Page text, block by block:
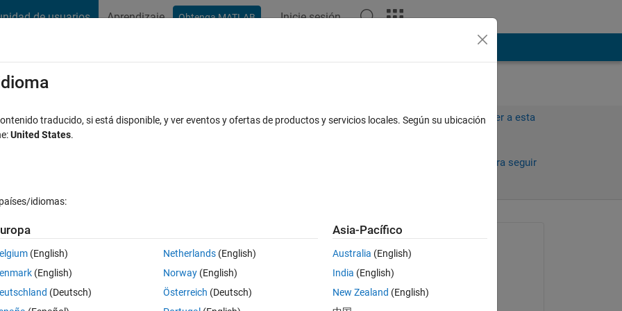
de usuarios Aprendizaje Obtenga MATLAB Inicie sesión
function
Iniciar sesión para responder a esta
Iniciar sesión para seguir
the communication toolbox in Matlab (eg., comm.OFDMModulator)?
Giti Dimrov
el 13 de Dic. de 2021
traducido, si está disponible, y ver eventos y ofertas de productos y servicios locales. Según su ubicación
United States.
idiomas:
(English)
(English)
(Deutsch)
Netherlands(English)
Norway(English)
Österreich (Deutsch)
Asia-Pacífico
Australia (English)
India (English)
New Zealand (English)